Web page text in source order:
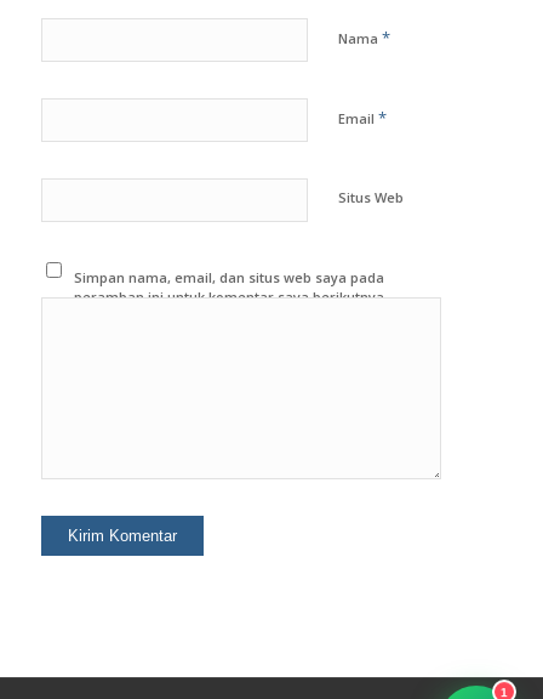
Nama *
Email *
Situs Web
Simpan nama, email, dan situs web saya pada
peramban ini untuk komentar saya berikutnya.
1